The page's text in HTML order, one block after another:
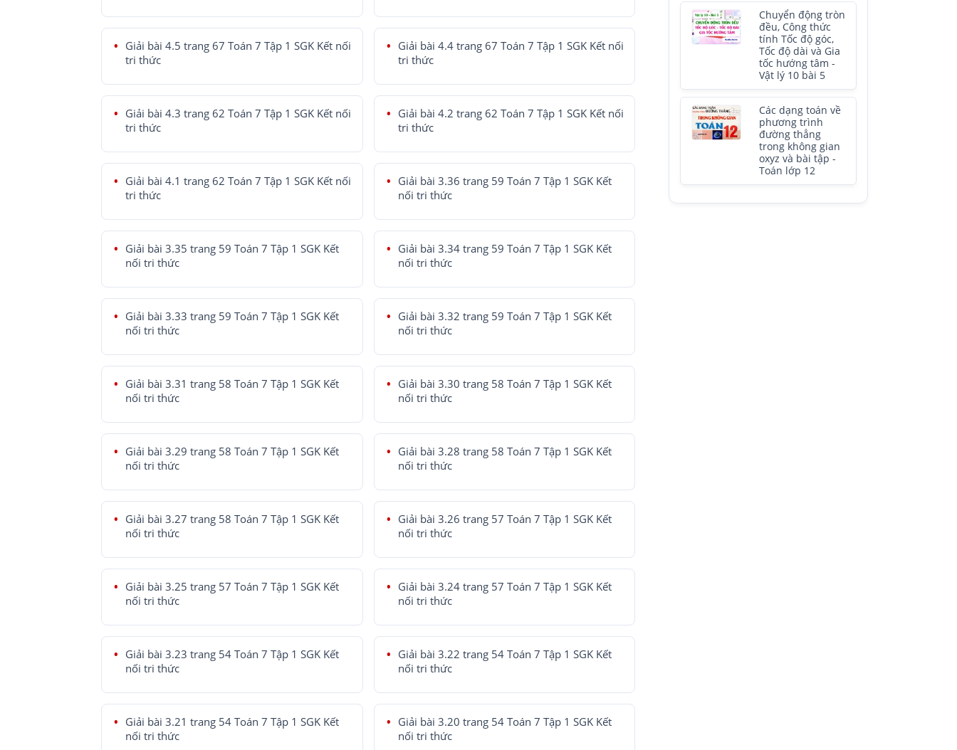
Giải bài 4.5 trang 67 Toán 7 Tập 1 SGK Kết nối
tri thức
Giải bài 4.4 trang 67 Toán 7 Tập 1 SGK Kết nối
tri thức
Giải bài 4.3 trang 62 Toán 7 Tập 1 SGK Kết nối
tri thức
Giải bài 4.2 trang 62 Toán 7 Tập 1 SGK Kết nối
tri thức
Giải bài 4.1 trang 62 Toán 7 Tập 1 SGK Kết nối
tri thức
Giải bài 3.36 trang 59 Toán 7 Tập 1 SGK Kết
nối tri thức
Giải bài 3.35 trang 59 Toán 7 Tập 1 SGK Kết
nối tri thức
Giải bài 3.34 trang 59 Toán 7 Tập 1 SGK Kết
nối tri thức
Giải bài 3.33 trang 59 Toán 7 Tập 1 SGK Kết
nối tri thức
Giải bài 3.32 trang 59 Toán 7 Tập 1 SGK Kết
nối tri thức
Giải bài 3.31 trang 58 Toán 7 Tập 1 SGK Kết
nối tri thức
Giải bài 3.30 trang 58 Toán 7 Tập 1 SGK Kết
nối tri thức
Giải bài 3.29 trang 58 Toán 7 Tập 1 SGK Kết
nối tri thức
Giải bài 3.28 trang 58 Toán 7 Tập 1 SGK Kết
nối tri thức
Giải bài 3.27 trang 58 Toán 7 Tập 1 SGK Kết
nối tri thức
Giải bài 3.26 trang 57 Toán 7 Tập 1 SGK Kết
nối tri thức
Giải bài 3.25 trang 57 Toán 7 Tập 1 SGK Kết
nối tri thức
Giải bài 3.24 trang 57 Toán 7 Tập 1 SGK Kết
nối tri thức
Giải bài 3.23 trang 54 Toán 7 Tập 1 SGK Kết
nối tri thức
Giải bài 3.22 trang 54 Toán 7 Tập 1 SGK Kết
nối tri thức
Giải bài 3.21 trang 54 Toán 7 Tập 1 SGK Kết
nối tri thức
Giải bài 3.20 trang 54 Toán 7 Tập 1 SGK Kết
nối tri thức
Chuyển động tròn
đều, Công thức
tính Tốc độ góc,
Tốc độ dài và Gia
tốc hướng tâm -
Vật lý 10 bài 5
Các dạng toán về
phương trình
đường thẳng
trong không gian
oxyz và bài tập -
Toán lớp 12